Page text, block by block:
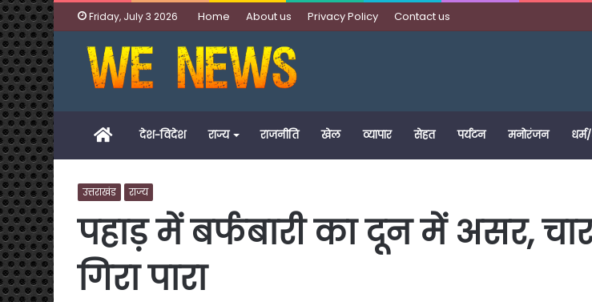
Friday, July 3 2026 Home About us Privacy Policy Contact us
Homeदेश-विदेश राज्य राजनीति खेल व्यापार सेहत पर्यटन मनोरंजन
उत्तराखंड राज्य
पहाड़ में बर्फबारी का दून में असर, चार
गिरा पारा